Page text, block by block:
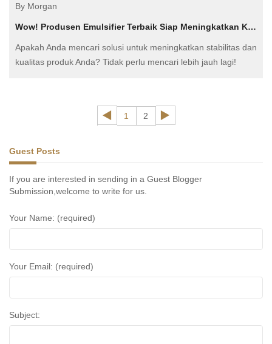
By Morgan
Wow! Produsen Emulsifier Terbaik Siap Meningkatkan Kualitas Produk Anda!
Apakah Anda mencari solusi untuk meningkatkan stabilitas dan
kualitas produk Anda? Tidak perlu mencari lebih jauh lagi!
1
2
Guest Posts
If you are interested in sending in a Guest Blogger
Submission,welcome to write for us.
Your Name: (required)
Your Email: (required)
Subject: